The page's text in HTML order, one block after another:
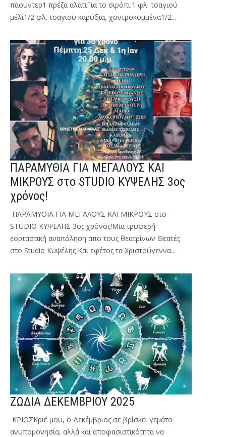
πάουντερ1 πρέζα αλάτιΓια το σιρόπι:1 φλ. τσαγιού
μέλι1/2 φλ. τσαγιού καρύδια, χοντροκομμένα1/2...
ΠΑΡΑΜΥΘΙΑ ΓΙΑ ΜΕΓΑΛΟΥΣ ΚΑΙ
ΜΙΚΡΟΥΣ στο STUDIO KΥΨΕΛΗΣ 3ος
χρόνος!
ΠΑΡΑΜΥΘΙΑ ΓΙΑ ΜΕΓΑΛΟΥΣ ΚΑΙ ΜΙΚΡΟΥΣ στο
STUDIO KΥΨΕΛΗΣ 3ος χρόνος!Μια τρυφερή
εορταστική αναπόληση απο τους θεατρίνων Θεατές
στο Studio Κυψέλης Και εφέτος τα Χριστούγεννα...
ΖΩΔΙΑ ΔΕΚΕΜΒΡΙΟΥ 2025
ΚΡΙΟΣΚριέ μου, ο Δεκέμβριος σε βρίσκει γεμάτο
ανυπομονησία, αλλά και αποφασιστικότητα να